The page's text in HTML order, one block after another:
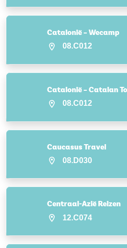
Catalonië – Wecamp
08.C012
Catalonië – Catalan
08.C012
Caucasus Travel
08.D030
Centraal-Azië Reizen
12.C074